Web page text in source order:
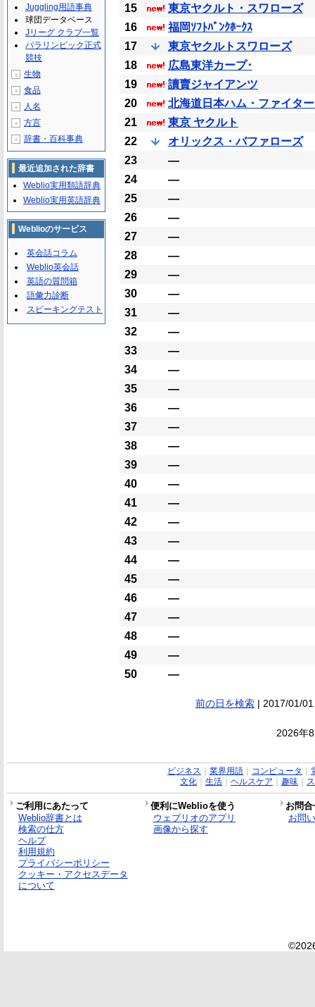
15
東京ヤクルト・スワローズ
16
福岡ｿﾌﾄﾊﾞﾝｸﾎｰｸｽ
17
東京ヤクルトスワローズ
18
広島東洋カープ･
19
讀賣ジャイアンツ
20
北海道日本ハム・ファイタ
21
東京 ヤクルト
22
オリックス・バファローズ
23
―
24
―
25
―
26
―
27
―
28
―
29
―
30
―
31
―
32
―
33
―
34
―
35
―
36
―
37
―
38
―
39
―
40
―
41
―
42
―
43
―
44
―
45
―
46
―
47
―
48
―
49
―
50
―
前の日を検索| 2017/01/
2026年
Juggling用語事典
球団データベース
Jリーグ クラブ一覧
パラリンピック正式
競技
＋ 生物
＋ 食品
＋ 人名
＋ 方言
＋ 辞書・百科事典
最近追加された辞書
Weblio実用類語辞典
Weblio実用英語辞典
Weblioのサービス
英会話コラム
Weblio英会話
英語の質問箱
語彙力診断
スピーキングテスト
ビジネス 業界用語｜ コンピュータ
文化｜ 生活｜ ヘルスケア 趣味｜
ご利用にあたって 便利にWeblioを使う
お問
Weblio辞書とは
検索の仕方
ヘルプ
利用規約
プライバシーポリシー
クッキー・アクセスデータ
について
ウェブリオのアプリ
画像から探す
お問